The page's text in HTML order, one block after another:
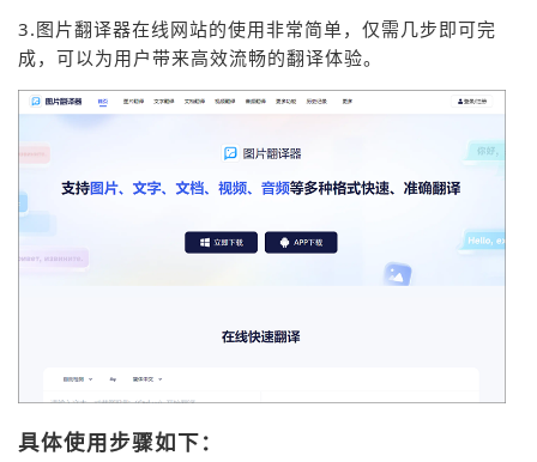
3.图片翻译器在线网站的使用非常简单，仅需几步即可完
成，可以为用户带来高效流畅的翻译体验。
具体使用步骤如下：